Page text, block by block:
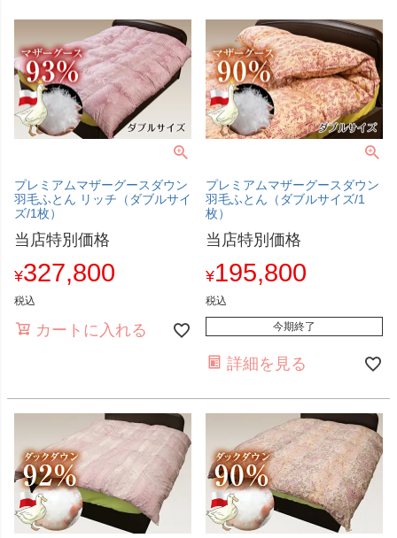
プレミアムマザーグースダウン
羽毛ふとん リッチ（ダブルサイ
ズ/1枚）
当店特別価格
¥327,800
税込
カートに入れる
プレミアムマザーグースダウン
羽毛ふとん（ダブルサイズ/1
枚）
当店特別価格
¥195,800
税込
今期終了
詳細を見る